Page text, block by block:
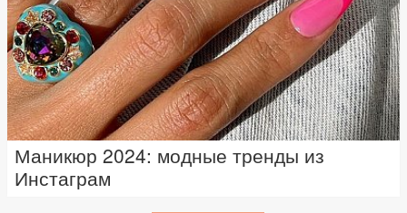
Маникюр 2024: модные тренды из
Инстаграм